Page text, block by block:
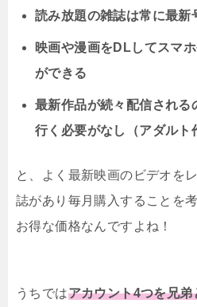
読み放題の雑誌は常に最新
映画や漫画をDLしてスマ
ができる
最新作品が続々配信される
行く必要がなし（アダルト
と、よく最新映画のビデオを
誌があり毎月購入することを
お得な価格なんですよね！
うちではアカウント4つを兄